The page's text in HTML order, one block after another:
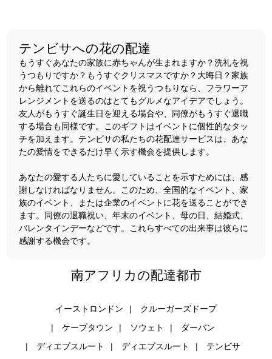
テンビサへの花の配達
もうすぐあなたの家族に赤ちゃんが生まれますか？洗礼を祝
うつもりですか？もうすぐクリスマスですか？大晦日？家族
から離れてこれらのイベントを祝うつもりなら、フラワーア
レンジメントを送るのはとてもグルメなアイデアでしょう。
友人がもうすぐ誕生日を迎える場合や、同僚がもうすぐ退職
する場合も同様です。このギフトはイベントに個性的なタッ
チを加えます。テンビサの私たちの花配達サービスは、あな
たの愛情をできるだけ早く示す機会を提供します。
あなたの愛する人たちに愛していることを示すためには、感
謝しなければなりません。このため、全国的なイベント、家
族のイベント、または企業のイベントに花を送ることができ
ます。同僚の退職祝い、年末のイベント、母の日、結婚式、
バレンタインデーなどです。これらすべての出来事は彼らに
感謝する機会です。
南アフリカの配達都市
イーストロンドン
クルーガーズドープ
ケープタウン
ソウェト
ダーバン
ディエプスルート
ディエプスルート
テンビサ